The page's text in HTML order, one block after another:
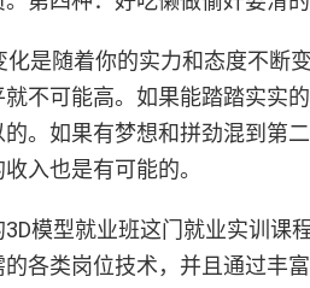
是随着你的实力和态度不断
不可能高。如果能踏踏实实
。如果有梦想和拼劲混到第
入也是有可能的。
模型就业班这门就业实训课
各类岗位技术，并且通过丰